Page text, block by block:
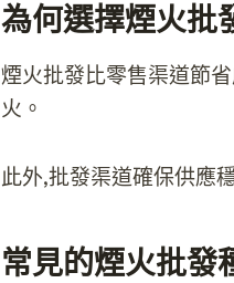
為何選擇煙火批
煙火批發比零售渠道節
火。
此外,批發渠道確保供應
常見的煙火批發